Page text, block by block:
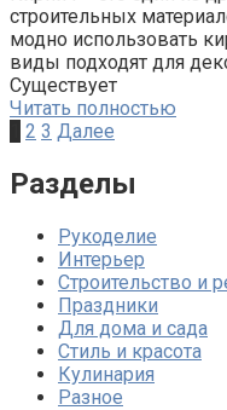
строительных
модно использовать
виды подходят для
Существует
Читать полностью
Навигация
записям
2 3 Далее
Разделы
Рукоделие
Интерьер
Строительство и
Праздники
Для дома и сада
Стиль и красота
Кулинария
Разное